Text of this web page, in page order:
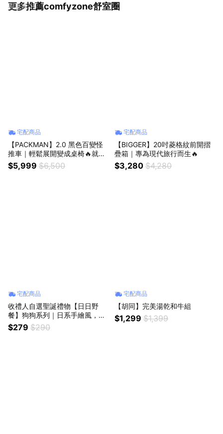
更多推薦comfyzone舒室圈
看更多
宅配商品
【PACKMAN】2.0 黑色百變怪
推車｜輕鬆展開變成桌椅🔥就地
開啟戶外派對😍
$5,999 $6,500
宅配商品
【BIGGER】20吋菱格紋前開摺
疊箱｜專為現代旅行而生🔥
$3,280 $4,280
宅配商品
收禮人自選聖誕禮物【日日野
餐】狗狗系列｜日系手繪風，可
愛狗狗大集合😍
$279 $290
宅配商品
【胡同】完美湯乾和牛組
$1,299 $1,399